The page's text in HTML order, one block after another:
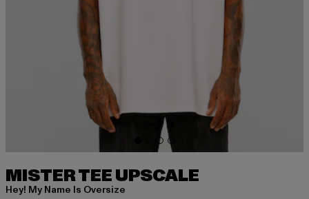
MISTER TEE UPSCALE
Hey! My Name Is Oversize